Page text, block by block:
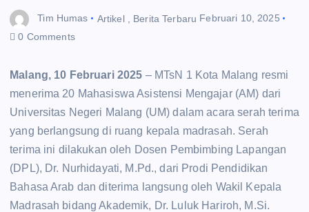
Tim Humas Artikel, Berita Terbaru Februari 10, 2025
0 Comments
Malang, 10 Februari 2025 – MTsN 1 Kota Malang resmi
menerima 20 Mahasiswa Asistensi Mengajar (AM) dari
Universitas Negeri Malang (UM) dalam acara serah terima
yang berlangsung di ruang kepala madrasah. Serah
terima ini dilakukan oleh Dosen Pembimbing Lapangan
(DPL), Dr. Nurhidayati, M.Pd., dari Prodi Pendidikan
Bahasa Arab dan diterima langsung oleh Wakil Kepala
Madrasah bidang Akademik, Dr. Luluk Hariroh, M.Si.